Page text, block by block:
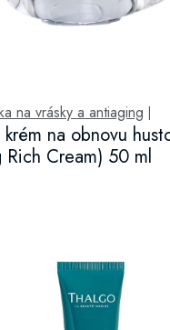
na vrásky a antiaging
na obnovu
Rich Cream) 50 ml